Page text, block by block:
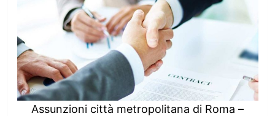
Assunzioni città metropolitana di Roma –